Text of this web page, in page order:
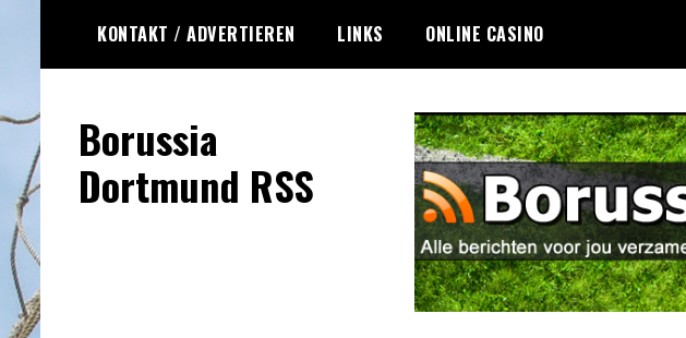
de
KONTAKT / ADVERTIEREN LINKS ONLINE CASINO
Borussia
Dortmund RSS